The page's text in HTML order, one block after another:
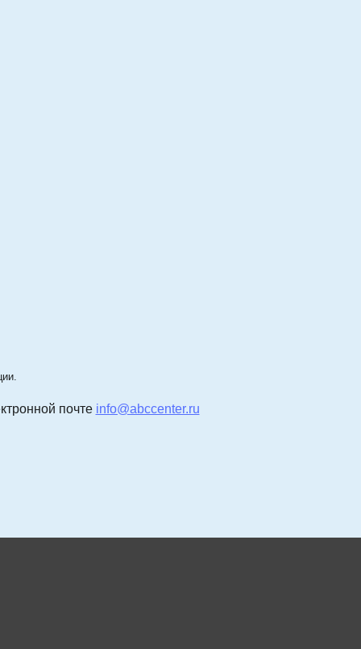
почте info@abccenter.ru